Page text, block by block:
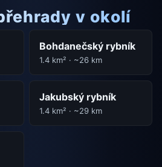
v okolí
Bohdanečský rybník
1.4 km² · ~26 km
Jakubský rybník
1.4 km² · ~29 km